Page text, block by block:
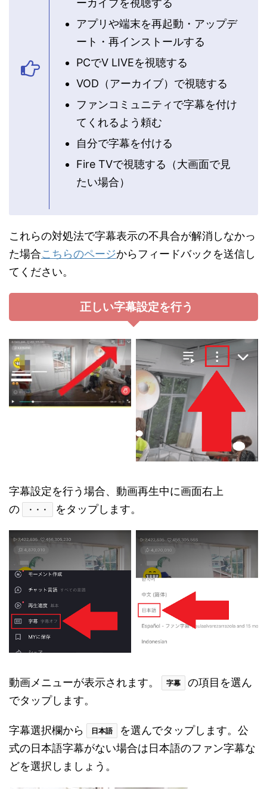
ーカイブを視聴する
アプリや端末を再起動・アップデ
ート・再インストールする
PCでV LIVEを視聴する
VOD（アーカイブ）で視聴する
ファンコミュニティで字幕を付け
てくれるよう頼む
自分で字幕を付ける
Fire TVで視聴する（大画面で見
たい場合）
これらの対処法で字幕表示の不具合が解消しなかっ
た場合こちらのページからフィードバックを送信し
てください。
正しい字幕設定を行う
字幕設定を行う場合、動画再生中に画面右上
の
・・・ をタップします。
動画メニューが表示されます。 字幕
の項目を選ん
でタップします。
字幕選択欄から 日本語
を選んでタップします。公
式の日本語字幕がない場合は日本語のファン字幕な
どを選択しましょう。